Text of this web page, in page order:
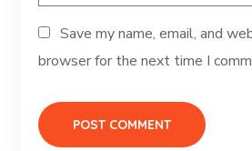
Save my name, email, and
browser for the next time I